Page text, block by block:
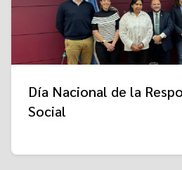
Día Nacional de la
Social